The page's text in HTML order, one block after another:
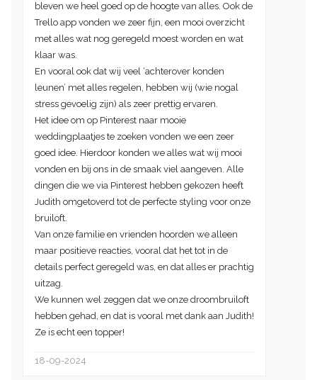
bleven we heel goed op de hoogte van alles. Ook de
Trello app vonden we zeer fijn, een mooi overzicht
met alles wat nog geregeld moest worden en wat
klaar was.
En vooral ook dat wij veel ‘achterover konden
leunen’ met alles regelen, hebben wij (wie nogal
stress gevoelig zijn) als zeer prettig ervaren.
Het idee om op Pinterest naar mooie
weddingplaatjes te zoeken vonden we een zeer
goed idee. Hierdoor konden we alles wat wij mooi
vonden en bij ons in de smaak viel aangeven. Alle
dingen die we via Pinterest hebben gekozen heeft
Judith omgetoverd tot de perfecte styling voor onze
bruiloft.
Van onze familie en vrienden hoorden we alleen
maar positieve reacties, vooral dat het tot in de
details perfect geregeld was, en dat alles er prachtig
uitzag.
We kunnen wel zeggen dat we onze droombruiloft
hebben gehad, en dat is vooral met dank aan Judith!
Ze is echt een topper!
18-09-2024